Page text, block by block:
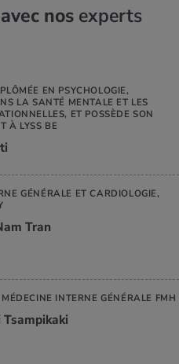
nos experts
EN PSYCHOLOGIE,
LA SANTÉ MENTALE ET LES
ET POSSÈDE SON
À LYSS BE
GÉNÉRALE ET CARDIOLOGIE,
Tran
INTERNE GÉNÉRALE FMH
Tsampikaki